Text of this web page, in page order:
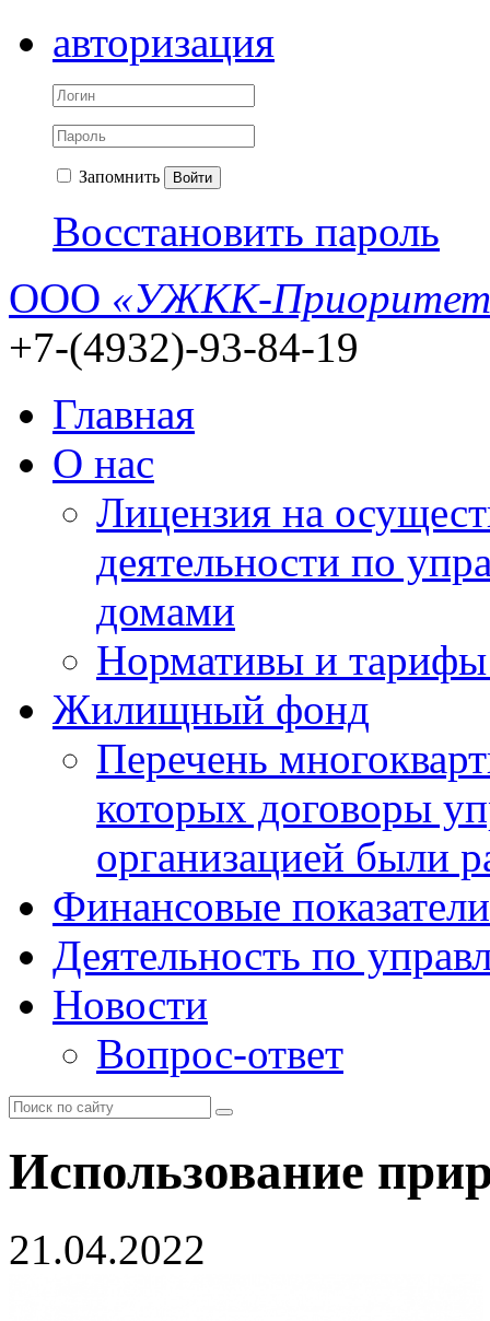
авторизация
Запомнить Войти
Восстановить пароль
ООО «УЖКК-
+7-(4932)-93-84-19
Главная
О нас
Лицензия на
деятельности по
домами
Нормативы и тарифы
Жилищный фонд
Перечень
которых договоры
организацией были
Финансовые показатели
Деятельность по
Новости
Вопрос-ответ
Использование
21.04.2022